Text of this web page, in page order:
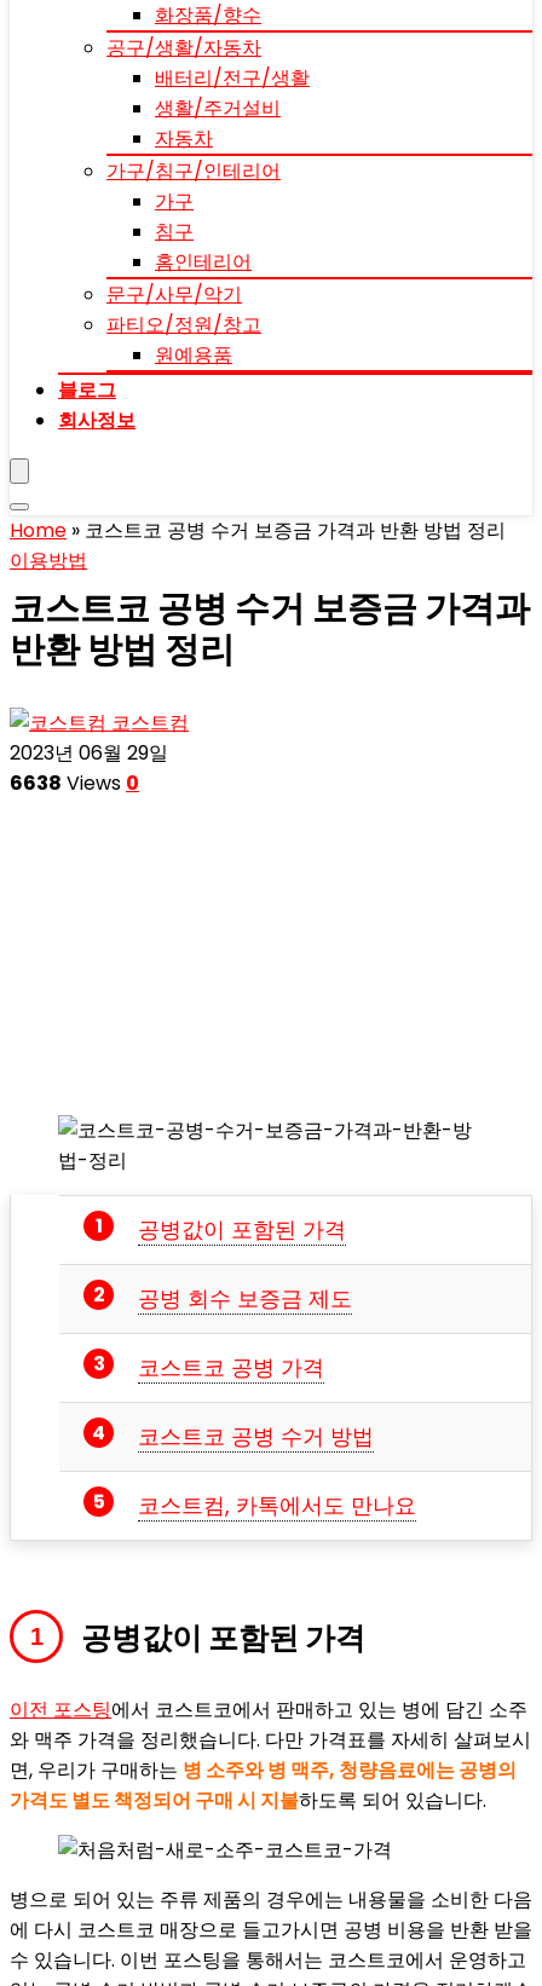
화장품/향수
공구/생활/자동차
배터리/전구/생활
생활/주거설비
자동차
가구/침구/인테리어
가구
침구
홈인테리어
문구/사무/악기
파티오/정원/창고
원예용품
블로그
회사정보
Home » 코스트코 공병 수거 보증금 가격과 반환 방법 정리
이용방법
코스트코 공병 수거 보증금 가격과
반환 방법 정리
코스트컴
2023년 06월 29일
6638 Views 0
공병값이 포함된 가격
공병 회수 보증금 제도
코스트코 공병 가격
코스트코 공병 수거 방법
코스트컴, 카톡에서도 만나요
공병값이 포함된 가격
이전 포스팅에서 코스트코에서 판매하고 있는 병에 담긴 소주
와 맥주 가격을 정리했습니다. 다만 가격표를 자세히 살펴보시
면, 우리가 구매하는 병 소주와 병 맥주, 청량음료에는 공병의
가격도 별도 책정되어 구매 시 지불하도록 되어 있습니다.
병으로 되어 있는 주류 제품의 경우에는 내용물을 소비한 다음
에 다시 코스트코 매장으로 들고가시면 공병 비용을 반환 받을
수 있습니다. 이번 포스팅을 통해서는 코스트코에서 운영하고